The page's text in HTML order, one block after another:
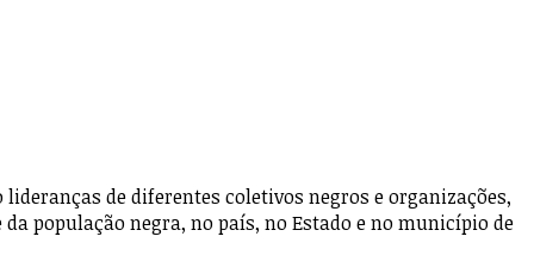
de diferentes coletivos negros e organizações,
população negra, no país, no Estado e no município de